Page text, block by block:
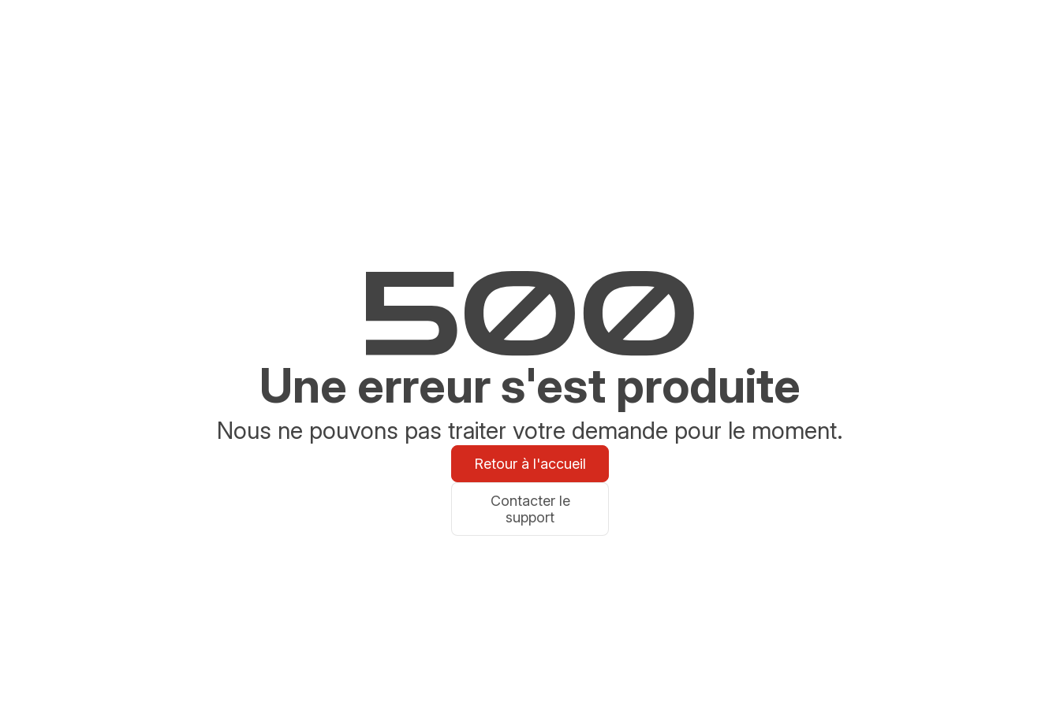
Une erreur s'est produite
Nous ne pouvons pas traiter votre demande pour le moment.
Retour à l'accueil
Contacter le
support